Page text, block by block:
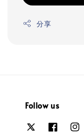
分享
Follow us